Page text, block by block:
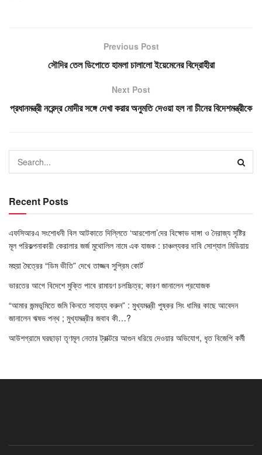
Previous Post
সৌদির তেল ডিপোতে হামলা চালালো ইয়েমেনের বিদ্রোহীরা
Next Post
প্রধানমন্ত্রী নরেন্দ্র মোদীর সঙ্গে দেখা করার অনুমতি দেওয়া হল না চীনের বিদেশমন্ত্রীকে
Recent Posts
এফসিআরএ সংশোধনী বিল আটকাতে দিল্লিতে ‘আরশোলা’দের বিক্ষোভ দাঙ্গা ও নৈরাজ্য সৃষ্টির
মূল পরিকল্পনাকারী কেরালার জর্জ মুথোলিল নামে এক যাজক : চাঞ্চল্যকর দাবি সোশ্যাল মিডিয়ায়
মহুয়া মৈত্রের “ডিম ভীতি” দেখে তাজ্জব সুপ্রিম কোর্ট
ভারতের আগে বিদেশে মুক্তি পাবে রামায়ণ চলচ্চিত্র; কারণ জানালেন প্রযোজক
“আমার জন্মভূমিতে জমি কিনতে সাহায্য করুন” : মুখ্যমন্ত্রী পুষ্কর সিং ধামির কাছে আবেদন
জানালেন ঋষভ পন্থ ; মুখ্যমন্ত্রীর জবাব কী…?
আউশগ্রামে ঘরছাড়া তৃণমূল নেতার ট্রাক্টরে আগুন ধরিয়ে দেওয়ার অভিযোগ, ধৃত বিজেপি কর্মী